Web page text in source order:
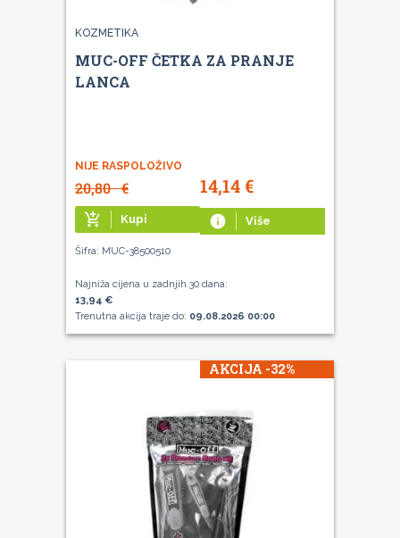
KOZMETIKA
MUC-OFF ČETKA ZA PRANJE
LANCA
NIJE RASPOLOŽIVO
20,80€ 14,14€
add_shopping_cart Kupi info Više
Šifra: MUC-38500510
Najniža cijena u zadnjih 30 dana:
13,94 €
Trenutna akcija traje do: 09.08.2026 00:00
AKCIJA -32%